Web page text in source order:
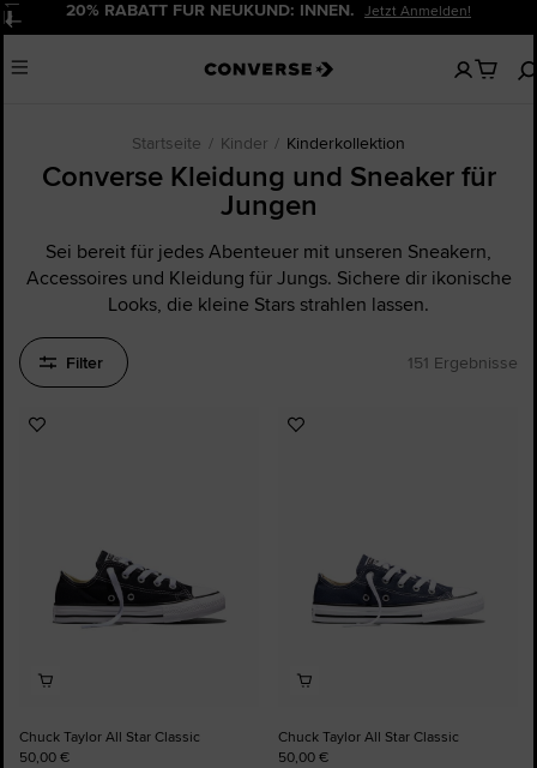
Pause 20% RABATT FÜR NEUKUND: INNEN. Jetzt Anmelden!
Menu
Keine
artikel
Startseite Kinder Kinderkollektion
Converse Kleidung und Sneaker für
Jungen
Sei bereit für jedes Abenteuer mit unseren Sneakern,
Accessoires und Kleidung für Jungs. Sichere dir ikonische
Looks, die kleine Stars strahlen lassen.
Filter 151 Ergebnisse
Zu
Chuck Taylor All Star Classic
50,00 €
Zu
Chuck Taylor All Star Classic
50,00 €